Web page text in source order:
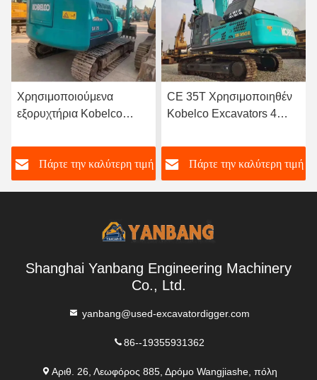
CE 35T Χρησιμοποιηθέν
Kobelco Excavators 4
εξοπλισμός backhoe
Χρησιμοποιηθέν Kobelco
350 Excavator
Πάρτε την καλύτερη τιμή
SK200D
Χρησιμοποιούμενα
Δεύτερο χέρι Crawler
Excavator 0,93m3 Bucket
Πάρτε την καλύτερη τιμή
Shanghai Yanbang Engineering Machinery
Co., Ltd.
yanbang@used-excavatordigger.com
86--19355931362
Αριθ. 26, Λεωφόρος 885, Δρόμο Wangjiashe, πόλη